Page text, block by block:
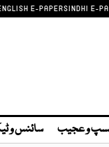
E-PAPERSINDHI E-
و عجیب سائنس و